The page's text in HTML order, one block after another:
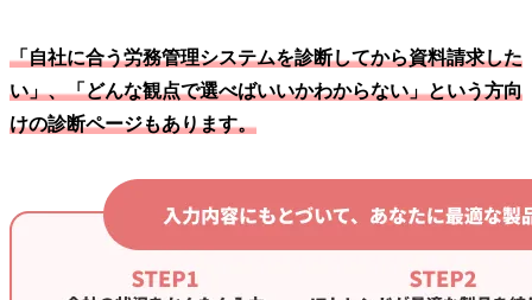
「自社に合う労務管理システムを診断してから資料請求した
い」、「どんな観点で選べばいいかわからない」という方向
けの診断ページもあります。